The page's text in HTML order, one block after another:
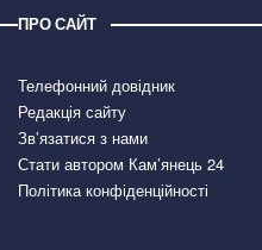
ПРО САЙТ
Телефонний довідник
Редакція сайту
Зв’язатися з нами
Стати автором Кам’янець 24
Політика конфіденційності